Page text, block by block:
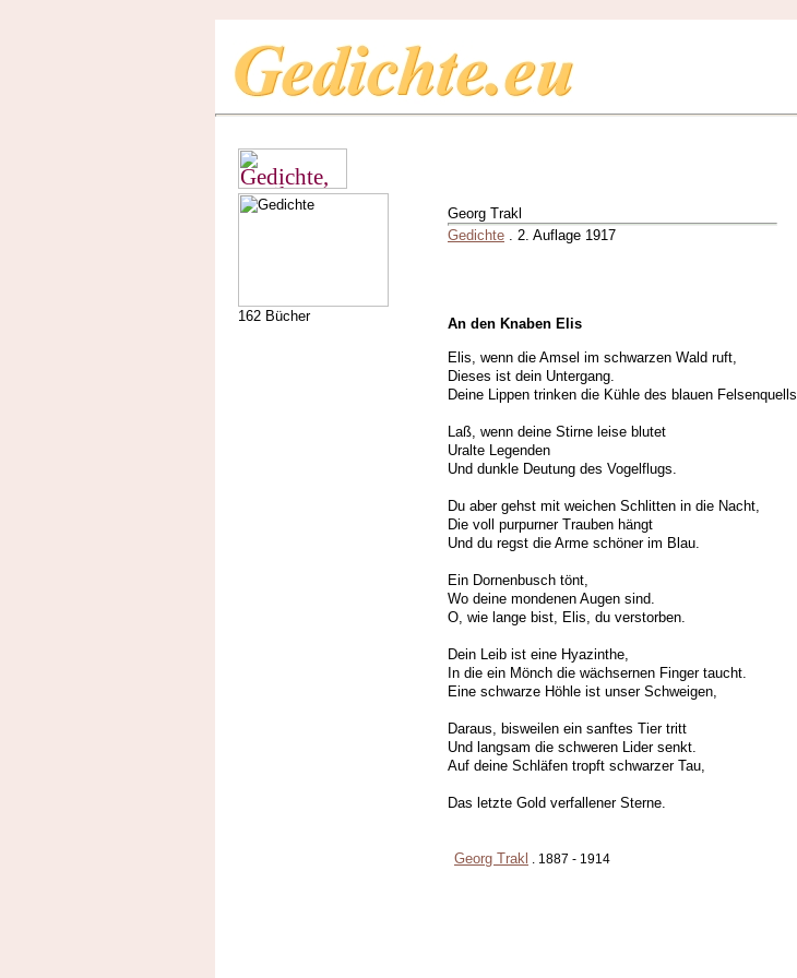
162 Bücher
Georg Trakl
Gedichte . 2. Auflage 1917
An den Knaben Elis
Elis, wenn die Amsel im schwarzen Wald ruft,
Dieses ist dein Untergang.
Deine Lippen trinken die Kühle des blauen Felsenquells.
Laß, wenn deine Stirne leise blutet
Uralte Legenden
Und dunkle Deutung des Vogelflugs.
Du aber gehst mit weichen Schlitten in die Nacht,
Die voll purpurner Trauben hängt
Und du regst die Arme schöner im Blau.
Ein Dornenbusch tönt,
Wo deine mondenen Augen sind.
O, wie lange bist, Elis, du verstorben.
Dein Leib ist eine Hyazinthe,
In die ein Mönch die wächsernen Finger taucht.
Eine schwarze Höhle ist unser Schweigen,
Daraus, bisweilen ein sanftes Tier tritt
Und langsam die schweren Lider senkt.
Auf deine Schläfen tropft schwarzer Tau,
Das letzte Gold verfallener Sterne.
Georg Trakl . 1887 - 1914